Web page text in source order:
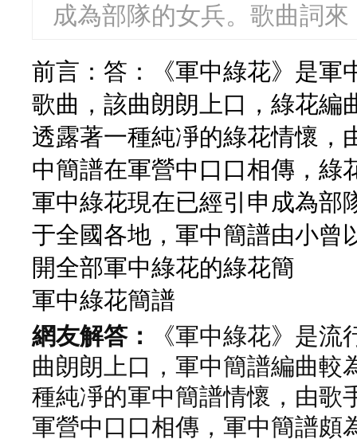
成為部隊的女兵。歌曲詞來
前言：答：《軍中綠花》是軍
歌曲，該曲朗朗上口，綠花編
透露著一種純凈的綠花情懷，
中簡譜在軍營中口口相傳，綠
軍中綠花現在已經引申成為部
于全國各地，軍中簡譜由小曾
開全部軍中綠花的綠花簡
軍中綠花簡譜
網友解答：
《軍中綠花》是
曲朗朗上口，軍中簡譜編曲較
種純凈的軍中簡譜情懷，由歌
軍營中口口相傳，軍中簡譜頗